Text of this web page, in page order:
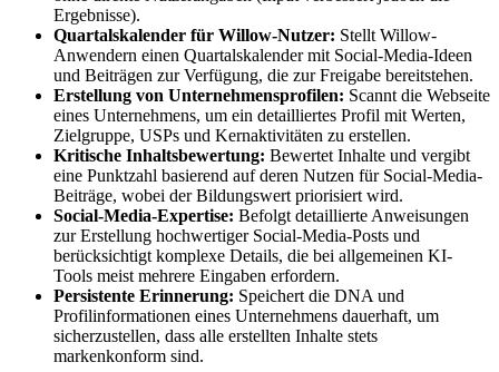
Ergebnisse).
Quartalskalender für Willow-Nutzer: Stellt Willow-
Anwendern einen Quartalskalender mit Social-Media-Ideen
und Beiträgen zur Verfügung, die zur Freigabe bereitstehen.
Erstellung von Unternehmensprofilen: Scannt die Webseite
eines Unternehmens, um ein detailliertes Profil mit Werten,
Zielgruppe, USPs und Kernaktivitäten zu erstellen.
Kritische Inhaltsbewertung: Bewertet Inhalte und vergibt
eine Punktzahl basierend auf deren Nutzen für Social-Media-
Beiträge, wobei der Bildungswert priorisiert wird.
Social-Media-Expertise: Befolgt detaillierte Anweisungen
zur Erstellung hochwertiger Social-Media-Posts und
berücksichtigt komplexe Details, die bei allgemeinen KI-
Tools meist mehrere Eingaben erfordern.
Persistente Erinnerung: Speichert die DNA und
Profilinformationen eines Unternehmens dauerhaft, um
sicherzustellen, dass alle erstellten Inhalte stets
markenkonform sind.